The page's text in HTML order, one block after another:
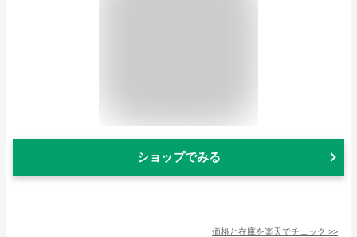
ショップでみる
価格と在庫を楽天でチェック >>